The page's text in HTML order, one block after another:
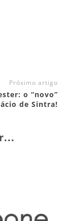
Próximo artigo
o “novo”
de Sintra!